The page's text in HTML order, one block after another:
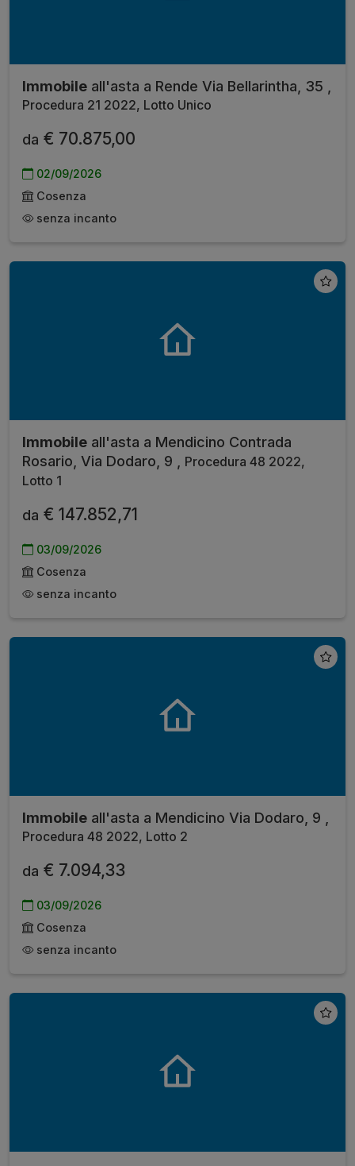
Immobile all'asta a Rende Via Bellarintha, 35 ,
Procedura 21 2022, Lotto Unico
da € 70.875,00
02/09/2026
Cosenza
senza incanto
Immobile all'asta a Mendicino Contrada
Rosario, Via Dodaro, 9 ,
Procedura 48 2022,
Lotto 1
da € 147.852,71
03/09/2026
Cosenza
senza incanto
Immobile all'asta a Mendicino Via Dodaro, 9 ,
Procedura 48 2022, Lotto 2
da € 7.094,33
03/09/2026
Cosenza
senza incanto